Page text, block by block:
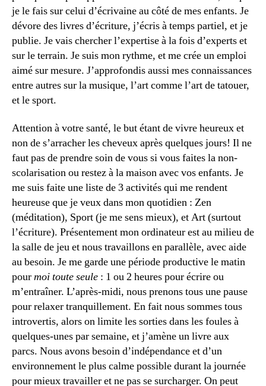
je le fais sur celui d’écrivaine au côté de mes enfants. Je
dévore des livres d’écriture, j’écris à temps partiel, et je
publie. Je vais chercher l’expertise à la fois d’experts et
sur le terrain. Je suis mon rythme, et me crée un emploi
aimé sur mesure. J’approfondis aussi mes connaissances
entre autres sur la musique, l’art comme l’art de tatouer,
et le sport.
Attention à votre santé, le but étant de vivre heureux et
non de s’arracher les cheveux après quelques jours! Il ne
faut pas de prendre soin de vous si vous faites la non-
scolarisation ou restez à la maison avec vos enfants. Je
me suis faite une liste de 3 activités qui me rendent
heureuse que je veux dans mon quotidien : Zen
(méditation), Sport (je me sens mieux), et Art (surtout
l’écriture). Présentement mon ordinateur est au milieu de
la salle de jeu et nous travaillons en parallèle, avec aide
au besoin. Je me garde une période productive le matin
pourmoi toute seule : 1 ou 2 heures pour écrire ou
m’entraîner. L’après-midi, nous prenons tous une pause
pour relaxer tranquillement. En fait nous sommes tous
introvertis, alors on limite les sorties dans les foules à
quelques-unes par semaine, et j’amène un livre aux
parcs. Nous avons besoin d’indépendance et d’un
environnement le plus calme possible durant la journée
pour mieux travailler et ne pas se surcharger. On peut